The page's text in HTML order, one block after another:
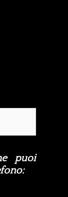
puoi